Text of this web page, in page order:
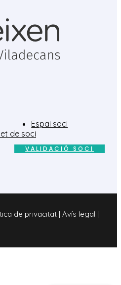
Espai soci
de soci
VALIDACIÓ SOCI
de privacitat | Avís legal |